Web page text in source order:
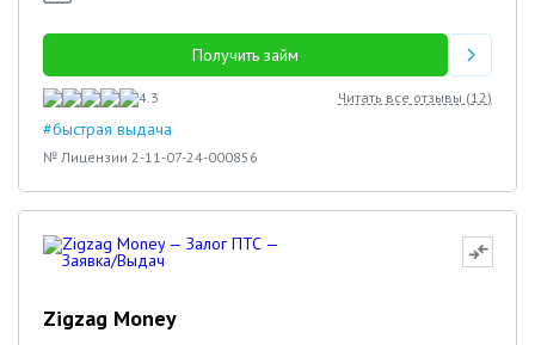
Получить займ
4.3 Читать все отзывы (12)
#быстрая выдача
№ Лицензии 2-11-07-24-000856
Zigzag Money